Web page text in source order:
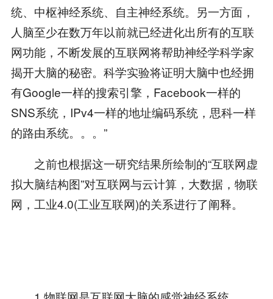
统、中枢神经系统、自主神经系统。另一方面，
人脑至少在数万年以前就已经进化出所有的互联
网功能，不断发展的互联网将帮助神经学科学家
揭开大脑的秘密。科学实验将证明大脑中也经拥
有Google一样的搜索引擎，Facebook一样的
SNS系统，IPv4一样的地址编码系统，思科一样
的路由系统。。。”
之前也根据这一研究结果所绘制的“互联网虚
拟大脑结构图”对互联网与云计算，大数据，物联
网，工业4.0(工业互联网)的关系进行了阐释。